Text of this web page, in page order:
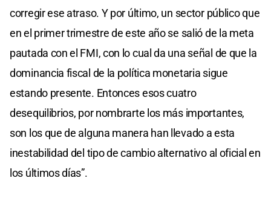
corregir ese atraso. Y por último, un sector público que
en el primer trimestre de este año se salió de la meta
pautada con el FMI, con lo cual da una señal de que la
dominancia fiscal de la política monetaria sigue
estando presente. Entonces esos cuatro
desequilibrios, por nombrarte los más importantes,
son los que de alguna manera han llevado a esta
inestabilidad del tipo de cambio alternativo al oficial en
los últimos días”.